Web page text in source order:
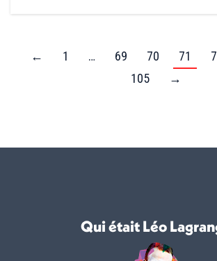
← 1 … 69 70 71
105
→
Qui était Léo